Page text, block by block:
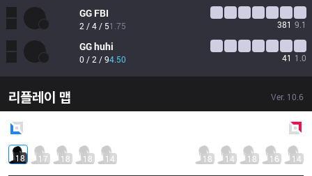
GG FBI
2 / 4 / 51.75 381 9.1
GGhuhi
0 / 2 / 94.50 41 1.0
리플레이 맵 Ver. 10.6
18 17 18 18 14 18 14 18 16 14